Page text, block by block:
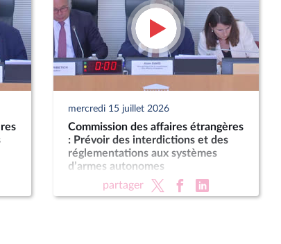
mercredi 15 juillet 2026
Commission des affaires étrangères
: Prévoir des interdictions et des
réglementations aux systèmes
d’armes autonomes
partager